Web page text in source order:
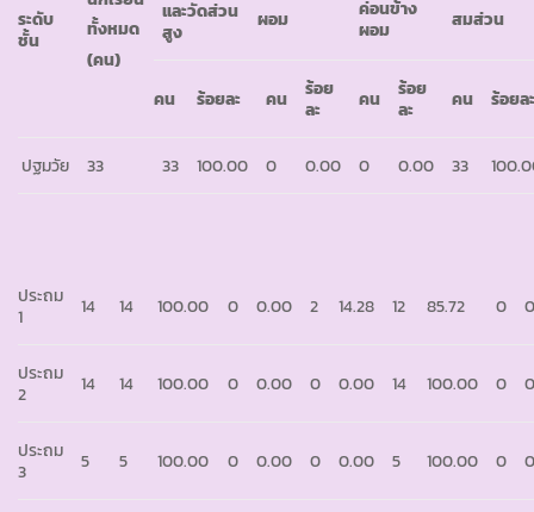
ระดับ
ชั้น
ทั้งหมด
(คน)
และวัดส่วน
สูง
ผอม
ค่อนข้าง
ผอม
สมส่วน
คน ร้อยละ คน
ร้อย
ละ
คน
ร้อย
ละ
คน ร้อยล
ปฐมวัย 33 33 100.00 0 0.00 0 0.00 33
ประถม
1
14 14 100.00 0 0.00 2 14.28 12 85.72 0
ประถม
2
14 14 100.00 0 0.00 0 0.00 14 100.00 0
ประถม
3
5 5 100.00 0 0.00 0 0.00 5 100.00 0